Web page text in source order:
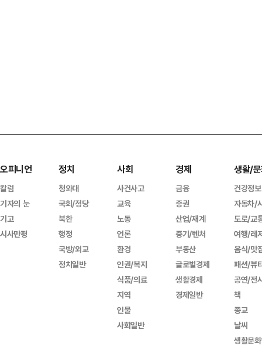
오피니언
칼럼
기자의 눈
기고
시사만평
정치
청와대
국회/정당
북한
행정
국방/외교
정치일반
사회
사건사고
교육
노동
언론
환경
인권/복지
식품/의료
지역
인물
사회일반
경제
금융
증권
산업/재계
중기/벤처
부동산
글로벌경제
생활경제
경제일반
생활/
건강정보
자동차/
도로/교
여행/레
음식/맛
패션/뷰
공연/전
책
종교
날씨
생활문